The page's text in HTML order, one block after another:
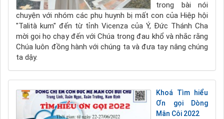
trong bài nói
chuyện với nhóm các phụ huynh bị mất con của Hiệp hội
"Talità kum" đến từ tỉnh Vicenza của Ý, Đức Thánh Cha
mời gọi họ chạy đến với Chúa trong đau khổ và nhắc rằng
Chúa luôn đồng hành với chúng ta và đưa tay nâng chúng
ta dậy.
Khoá Tìm hiểu
Ơn gọi Dòng
Mân Côi 2022